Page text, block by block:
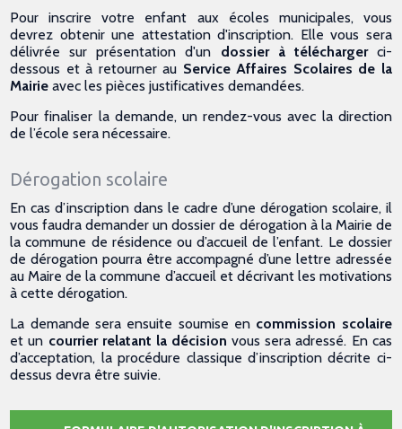
Pour inscrire votre enfant aux écoles municipales, vous
devrez obtenir une attestation d'inscription. Elle vous sera
délivrée sur présentation d'un dossier à téléchargerci-
dessous et à retourner au Service Affaires Scolaires de la
Mairie avec les pièces justificatives demandées.
Pour finaliser la demande, un rendez-vous avec la direction
de l’école sera nécessaire.
Dérogation scolaire
En cas d’inscription dans le cadre d’une dérogation scolaire, il
vous faudra demander un dossier de dérogation à la Mairie de
la commune de résidence ou d’accueil de l’enfant. Le dossier
de dérogation pourra être accompagné d’une lettre adressée
au Maire de la commune d’accueil et décrivant les motivations
à cette dérogation.
La demande sera ensuite soumise en commission scolaire
et un courrier relatant la décision vous sera adressé. En cas
d’acceptation, la procédure classique d’inscription décrite ci-
dessus devra être suivie.